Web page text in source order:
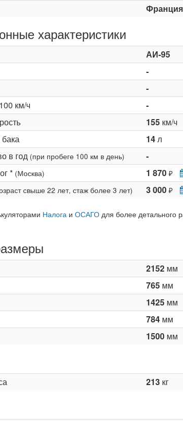
Франция
характеристики
АИ-95
-
-
км/ч
-
155км/ч
14л
в год (при пробеге 100 км в день)
-
* (Москва) 1 870 ₽
свыше 22 лет, стаж более 3 лет) 3 000 ₽
Налогаи ОСАГОдля более детального
2152мм
765мм
1425мм
784мм
1500мм
213кг